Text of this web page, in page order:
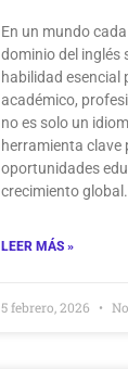
En un mundo
dominio del inglés
habilidad esencial
académico,
no es solo un
herramienta clave
oportunidades
crecimiento
LEER MÁS »
5 febrero, 2026